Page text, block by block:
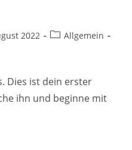
2022
Beitrags-
Allgemein
Dies ist dein erster
ihn und beginne mit